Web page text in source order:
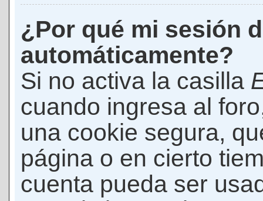
¿Por qué mi sesión
automáticamente?
Si no activa la casilla
cuando ingresa al
una cookie segura,
página o en cierto
cuenta pueda ser